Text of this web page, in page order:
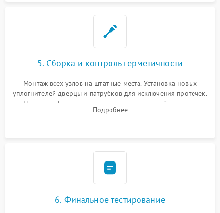
5. Сборка и контроль герметичности
Монтаж всех узлов на штатные места. Установка новых
уплотнителей дверцы и патрубков для исключения протечек.
Надежная фиксация хомутов гидравлической системы,
сборка корпуса и установка датчика поплавка.
Подробнее
6. Финальное тестирование